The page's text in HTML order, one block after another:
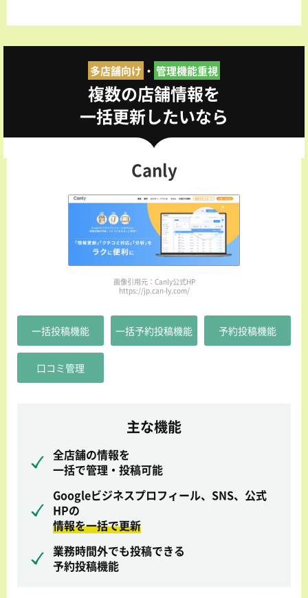
多店舗向け ・ 管理機能重視
複数の店舗情報を
一括更新したいなら
Canly
画像引用元：Canly公式HP
https://jp.can-ly.com/
一括投稿機能 一括予約投稿機能 予約投稿機能
口コミ管理
主な機能
全店舗の情報を
一括で管理・投稿可能
Googleビジネスプロフィール、SNS、公式
HPの
情報を一括で更新
業務時間外でも投稿できる
予約投稿機能